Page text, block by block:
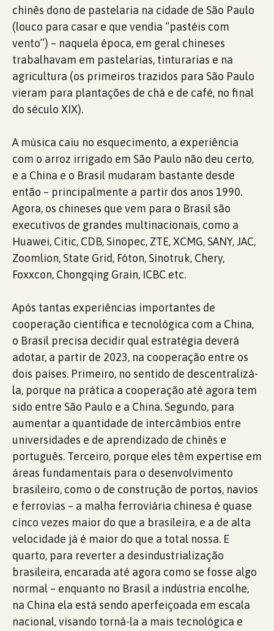
chinês dono de pastelaria na cidade de São Paulo
(louco para casar e que vendia “pastéis com
vento”) – naquela época, em geral chineses
trabalhavam em pastelarias, tinturarias e na
agricultura (os primeiros trazidos para São Paulo
vieram para plantações de chá e de café, no final
do século XIX).
A música caiu no esquecimento, a experiência
com o arroz irrigado em São Paulo não deu certo,
e a China e o Brasil mudaram bastante desde
então – principalmente a partir dos anos 1990.
Agora, os chineses que vem para o Brasil são
executivos de grandes multinacionais, como a
Huawei, Citic, CDB, Sinopec, ZTE, XCMG, SANY, JAC,
Zoomlion, State Grid, Fóton, Sinotruk, Chery,
Foxxcon, Chongqing Grain, ICBC etc.
Após tantas experiências importantes de
cooperação científica e tecnológica com a China,
o Brasil precisa decidir qual estratégia deverá
adotar, a partir de 2023, na cooperação entre os
dois países. Primeiro, no sentido de descentralizá-
la, porque na prática a cooperação até agora tem
sido entre São Paulo e a China. Segundo, para
aumentar a quantidade de intercâmbios entre
universidades e de aprendizado de chinês e
português. Terceiro, porque eles têm expertise em
áreas fundamentais para o desenvolvimento
brasileiro, como o de construção de portos, navios
e ferrovias – a malha ferroviária chinesa é quase
cinco vezes maior do que a brasileira, e a de alta
velocidade já é maior do que a total nossa. E
quarto, para reverter a desindustrialização
brasileira, encarada até agora como se fosse algo
normal – enquanto no Brasil a indústria encolhe,
na China ela está sendo aperfeiçoada em escala
nacional, visando torná-la a mais tecnológica e